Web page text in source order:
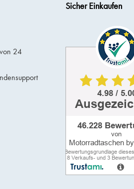
24
Sicher Einkaufen